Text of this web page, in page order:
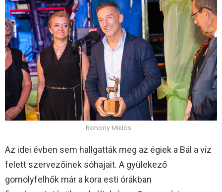
Rohony Miklós
Az idei évben sem hallgatták meg az égiek a Bál a víz
felett szervezőinek sóhajait. A gyülekező
gomolyfelhők már a kora esti órákban